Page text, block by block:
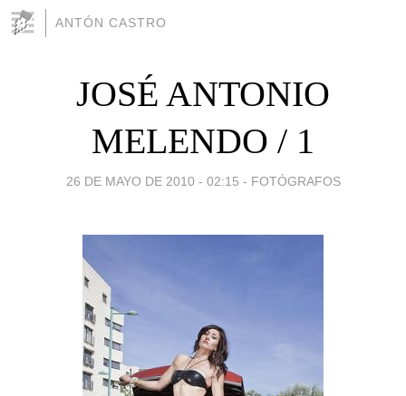
ANTÓN CASTRO
JOSÉ ANTONIO
MELENDO / 1
26 DE MAYO DE 2010 - 02:15 - FOTÓGRAFOS